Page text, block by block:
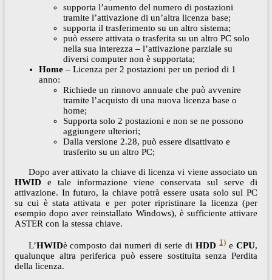
supporta l’aumento del numero di postazioni
tramite l’attivazione di un’altra licenza base;
supporta il trasferimento su un altro sistema;
può essere attivata o trasferita su un altro PC solo
nella sua interezza – l’attivazione parziale su
diversi computer non è supportata;
Home – Licenza per 2 postazioni per un period di 1
anno:
Richiede un rinnovo annuale che può avvenire
tramite l’acquisto di una nuova licenza base o
home;
Supporta solo 2 postazioni e non se ne possono
aggiungere ulteriori;
Dalla versione 2.28, può essere disattivato e
trasferito su un altro PC;
Dopo aver attivato la chiave di licenza vi viene associato un
HWID e tale informazione viene conservata sul serve di
attivazione. In futuro, la chiave potrà essere usata solo sul PC
su cui è stata attivata e per poter ripristinare la licenza (per
esempio dopo aver reinstallato Windows), è sufficiente attivare
ASTER con la stessa chiave.
L’HWIDè composto dai numeri di serie di HDD 1)eCPU,
qualunque altra periferica può essere sostituita senza Perdita
della licenza.